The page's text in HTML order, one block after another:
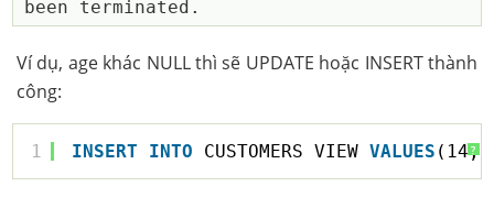
Ví dụ, age khác NULL thì sẽ UPDATE hoặc INSERT thành
công:
?
1 INSERT INTO CUSTOMERS_VIEW VALUES (14,